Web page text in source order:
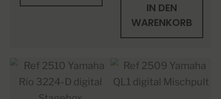
IN DEN
WARENKORB